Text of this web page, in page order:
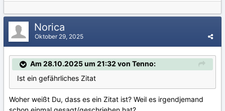
Norica
Oktober 29, 2025
Am 28.10.2025 um 21:32 von Tenno:
Ist ein gefährliches Zitat
Woher weißt Du, dass es ein Zitat ist? Weil es irgendjemand